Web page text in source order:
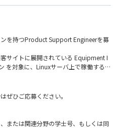
を持つProduct Support Engineerを募
サイトに展開されている Equipment I
を対象に、Linuxサーバ上で稼働するシ
ます。
力を併せ持ち、システムの最適なパフ
貢献していただきます。
ケーション対応
ぜひご応募ください。
または関連分野の学士号、もしくは同